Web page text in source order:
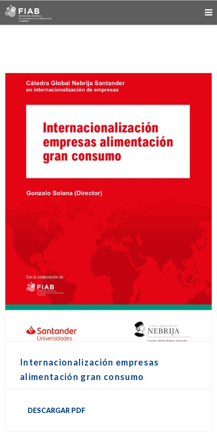
Internacionalización empresas
alimentación gran consumo
DESCARGAR PDF